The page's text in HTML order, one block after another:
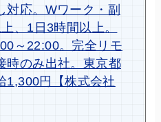
対応。Wワーク・副
、1日3時間以上。
～22:00。完全リモ
時のみ出社。東京都
1,300円【株式会社